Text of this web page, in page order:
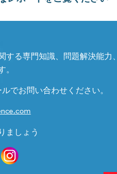
する専門知識、問題解決能力
。
でお問い合わせください。
ましょう